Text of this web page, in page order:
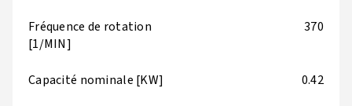
Fréquence de rotation
[1/MIN]
370
Capacité nominale [KW] 0.42